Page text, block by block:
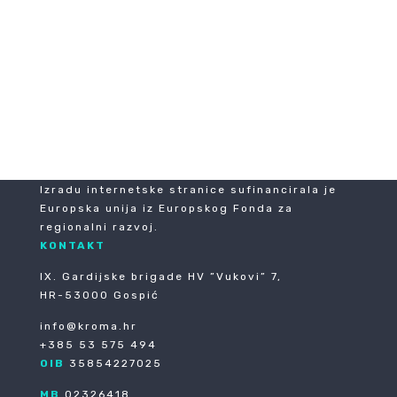
Izradu internetske stranice sufinancirala je
Europska unija iz Europskog Fonda za
regionalni razvoj.
KONTAKT
IX. Gardijske brigade HV ”Vukovi” 7,
HR-53000 Gospić
info@kroma.hr
+385 53 575 494
OIB 35854227025